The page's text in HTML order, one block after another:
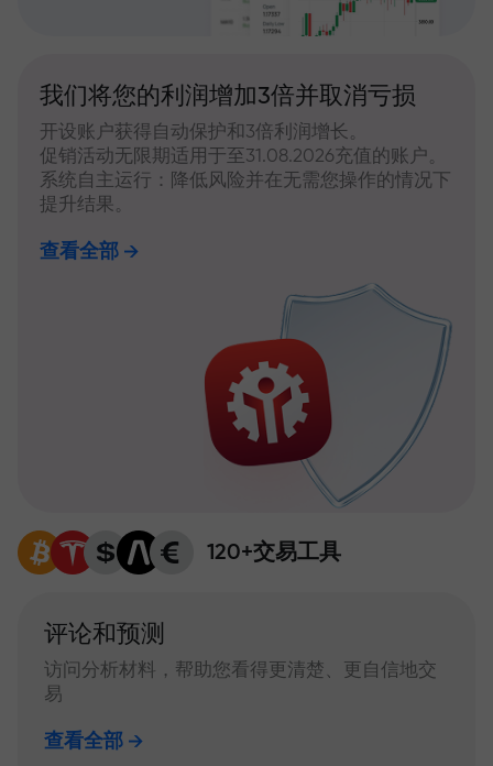
我们将您的利润增加3倍并取消亏损
开设账户获得自动保护和3倍利润增长。
促销活动无限期适用于至31.08.2026充值的账户。
系统自主运行：降低风险并在无需您操作的情况下
提升结果。
查看全部
120+交易工具
评论和预测
访问分析材料，帮助您看得更清楚、更自信地交
易
查看全部